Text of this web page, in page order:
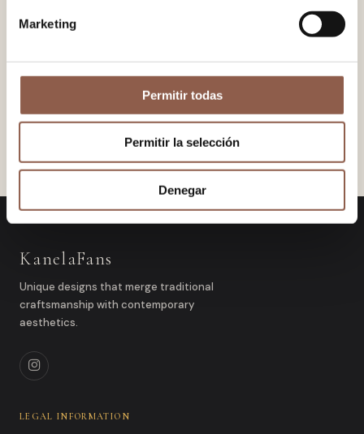
Marketing
Permitir todas
Permitir la selección
Denegar
KanelaFans
Unique designs that merge traditional
craftsmanship with contemporary
aesthetics.
LEGAL INFORMATION